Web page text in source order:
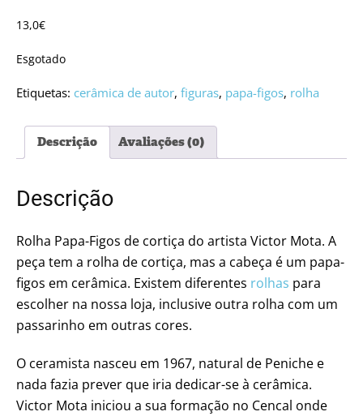
13,0€
Esgotado
Etiquetas: cerâmica de autor, figuras, papa-figos, rolha
Descrição Avaliações (0)
Descrição
Rolha Papa-Figos de cortiça do artista Victor Mota. A
peça tem a rolha de cortiça, mas a cabeça é um papa-
figos em cerâmica. Existem diferentes rolhas para
escolher na nossa loja, inclusive outra rolha com um
passarinho em outras cores.
O ceramista nasceu em 1967, natural de Peniche e
nada fazia prever que iria dedicar-se à cerâmica.
Victor Mota iniciou a sua formação no Cencal onde